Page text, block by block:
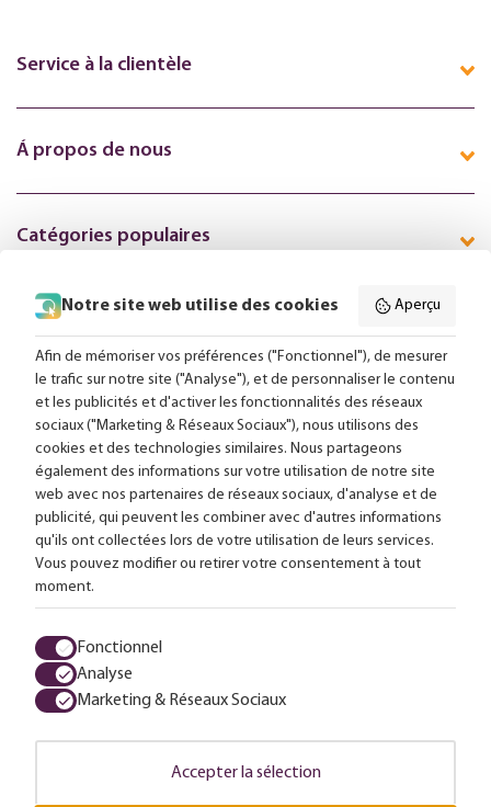
Service à la clientèle
Á propos de nous
Catégories populaires
Suivez-nous en ligne:
Livraison gratuite à partir de 99,-
Conseils sur mesure
Plus de 25 000 lampes en stock
4,63 sur 611 avis
Termes et conditions
Notre site web utilise des cookies Aperçu
Afin de mémoriser vos préférences ("Fonctionnel"), de mesurer
le trafic sur notre site ("Analyse"), et de personnaliser le contenu
et les publicités et d'activer les fonctionnalités des réseaux
sociaux ("Marketing & Réseaux Sociaux"), nous utilisons des
cookies et des technologies similaires. Nous partageons
également des informations sur votre utilisation de notre site
web avec nos partenaires de réseaux sociaux, d'analyse et de
publicité, qui peuvent les combiner avec d'autres informations
qu'ils ont collectées lors de votre utilisation de leurs services.
Vous pouvez modifier ou retirer votre consentement à tout
moment.
Fonctionnel
Analyse
Marketing & Réseaux Sociaux
Accepter la sélection